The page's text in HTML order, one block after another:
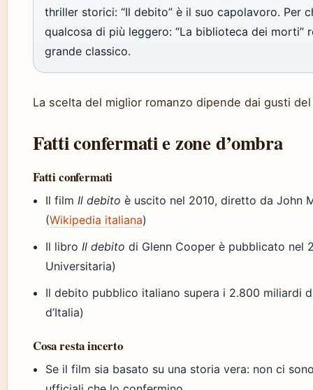
thriller storici: “Il debito” è il suo capolavoro. Per
qualcosa di più leggero: “La biblioteca dei morti”
grande classico.
La scelta del miglior romanzo dipende dai gusti
Fatti confermati e zone d’ombra
Fatti confermati
Il filmIl debito è uscito nel 2010, diretto da John
(Wikipedia italiana)
Il libroIl debito di Glenn Cooper è pubblicato nel
Universitaria)
Il debito pubblico italiano supera i 2.800 miliardi
d’Italia)
Cosa resta incerto
Se il film sia basato su una storia vera: non ci